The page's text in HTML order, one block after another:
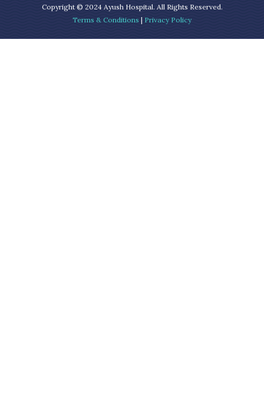
Copyright © 2024 Ayush Hospital. All Rights Reserved.
Terms & Conditions | Privacy Policy